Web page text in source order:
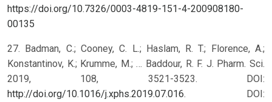
https://doi.org/10.7326/0003-4819-151-4-200908180-
00135
27. Badman, C.; Cooney, C. L.; Haslam, R. T.; Florence, A.;
Konstantinov, K.; Krumme, M.; … Baddour, R. F. J. Pharm. Sci.
2019, 108, 3521-3523. DOI:
http://doi.org/10.1016/j.xphs.2019.07.016. DOI: